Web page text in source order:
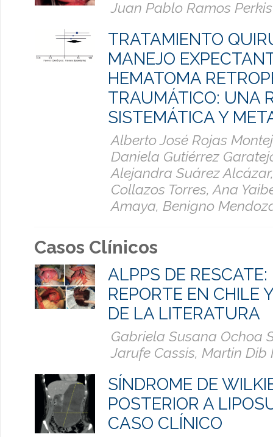
Juan Pablo Ramos Perkis
TRATAMIENTO
MANEJO
HEMATOMA
TRAUMÁTICO: UNA
SISTEMÁTICA Y
Alberto José Rojas
Daniela Gutiérrez
Alejandra Suárez
Collazos Torres, Ana
Amaya, Benigno
Casos Clínicos
ALPPS DE RESCATE:
REPORTE EN CHILE
DE LA LITERATURA
Gabriela Susana Ochoa
Jarufe Cassis, Martin
SÍNDROME DE
POSTERIOR A
CASO CLÍNICO